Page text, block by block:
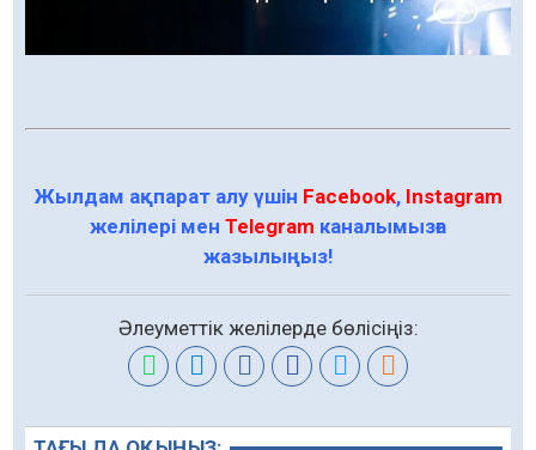
Жылдам ақпарат алу үшін Facebook, Instagram
желілері мен Telegram каналымызға
жазылыңыз!
Әлеуметтік желілерде бөлісіңіз: